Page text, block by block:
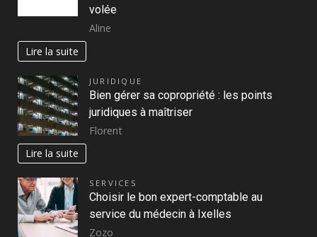
volée
Aline
Lire la suite
JURIDIQUE
Bien gérer sa copropriété : les points
juridiques à maîtriser
Florent
Lire la suite
SERVICES
Choisir le bon expert-comptable au
service du médecin à Ixelles
Zozo